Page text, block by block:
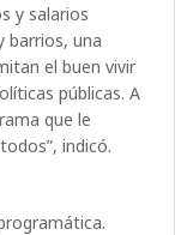
y salarios
barrios, una
el buen vivir
públicas. A
que le
indicó.